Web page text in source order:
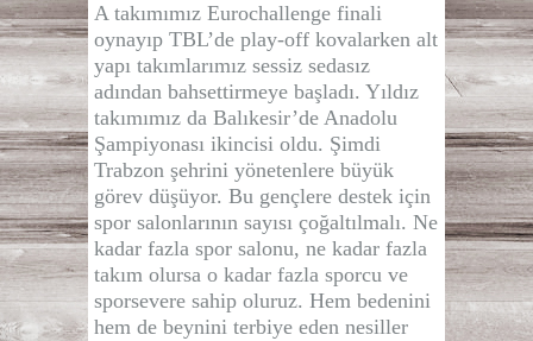
A takımımız Eurochallenge finali
oynayıp TBL’de play-off kovalarken alt
yapı takımlarımız sessiz sedasız
adından bahsettirmeye başladı. Yıldız
takımımız da Balıkesir’de Anadolu
Şampiyonası ikincisi oldu. Şimdi
Trabzon şehrini yönetenlere büyük
görev düşüyor. Bu gençlere destek için
spor salonlarının sayısı çoğaltılmalı. Ne
kadar fazla spor salonu, ne kadar fazla
takım olursa o kadar fazla sporcu ve
sporsevere sahip oluruz. Hem bedenini
hem de beynini terbiye eden nesiller